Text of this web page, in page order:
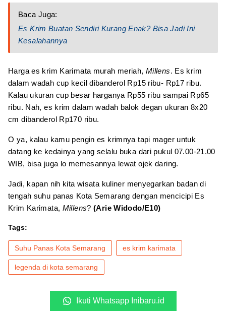
Baca Juga:
Es Krim Buatan Sendiri Kurang Enak? Bisa Jadi Ini
Kesalahannya
Harga es krim Karimata murah meriah, Millens. Es krim
dalam wadah cup kecil dibanderol Rp15 ribu- Rp17 ribu.
Kalau ukuran cup besar harganya Rp55 ribu sampai Rp65
ribu. Nah, es krim dalam wadah balok degan ukuran 8x20
cm dibanderol Rp170 ribu.
O ya, kalau kamu pengin es krimnya tapi mager untuk
datang ke kedainya yang selalu buka dari pukul 07.00-21.00
WIB, bisa juga lo memesannya lewat ojek daring.
Jadi, kapan nih kita wisata kuliner menyegarkan badan di
tengah suhu panas Kota Semarang dengan mencicipi Es
Krim Karimata, Millens? (Arie Widodo/E10)
Tags:
Suhu Panas Kota Semarang es krim karimata
legenda di kota semarang
Ikuti Whatsapp Inibaru.id